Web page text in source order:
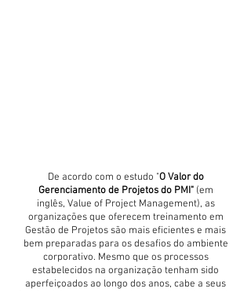
De acordo com o estudo "O Valor do
Gerenciamento de Projetos do PMI"(em
inglês, Value of Project Management), as
organizações que oferecem treinamento em
Gestão de Projetos são mais eficientes e mais
bem preparadas para os desafios do ambiente
corporativo. Mesmo que os processos
estabelecidos na organização tenham sido
aperfeiçoados ao longo dos anos, cabe a seus